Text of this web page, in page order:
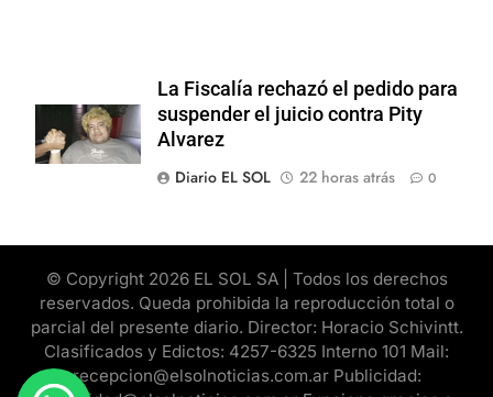
La Fiscalía rechazó el pedido para
suspender el juicio contra Pity
Alvarez
Diario EL SOL
22 horas atrás 0
© Copyright 2026 EL SOL SA | Todos los derechos
reservados. Queda prohibida la reproducción total o
parcial del presente diario. Director: Horacio Schivintt.
Clasificados y Edictos: 4257-6325 Interno 101 Mail:
recepcion@elsolnoticias.com.ar Publicidad: